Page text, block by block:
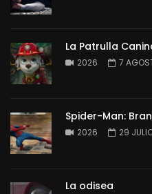
La Patrulla
2026 7
Spider-Man:
2026 29
La odisea